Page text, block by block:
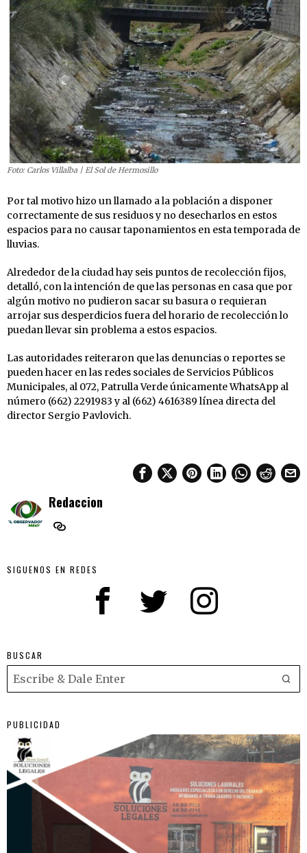
Foto: Carlos Villalba | El Sol de Hermosillo
Por tal motivo hizo un llamado a la población a disponer
correctamente de sus residuos y no desecharlos en estos
espacios para no causar taponamientos en esta temporada de
lluvias.
Alrededor de la ciudad hay seis puntos de recolección fijos,
detalló, con la intención de que las personas en casa que por
algún motivo no pudieron sacar su basura o requieran
arrojar sus desperdicios fuera del horario de recolección lo
puedan llevar sin problema a estos espacios.
Las autoridades reiteraron que las denuncias o reportes se
pueden hacer en las redes sociales de Servicios Públicos
Municipales, al 072, Patrulla Verde únicamente WhatsApp al
número (662) 2291983 y al (662) 4616389 línea directa del
director Sergio Pavlovich.
Redaccion
SIGUENOS EN REDES
BUSCAR
PUBLICIDAD